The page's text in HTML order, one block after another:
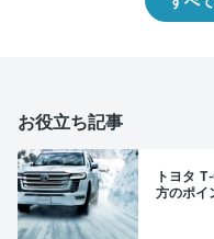
お役立ち記事
トヨタ
方のポイ